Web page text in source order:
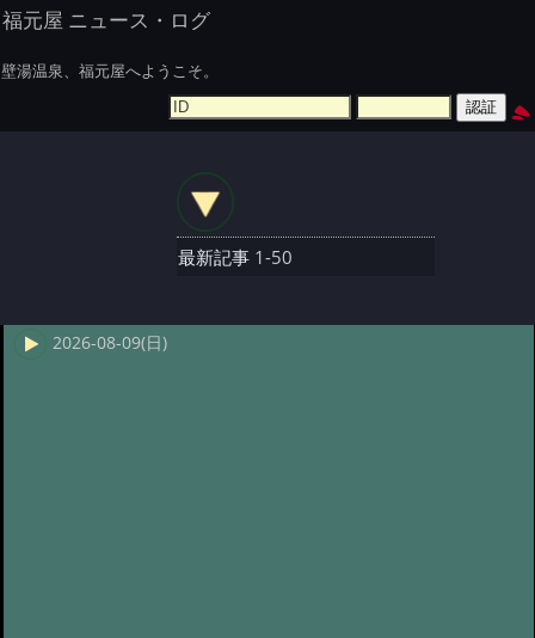
福元屋 ニュース・ログ
壁湯温泉、福元屋へようこそ。
2026-08-09(日)
最新記事 1-50